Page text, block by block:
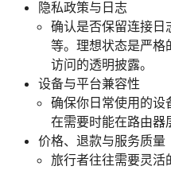
隐私政策与日志
确认是否保留连接
等。理想状态是严格
访问的透明披露。
设备与平台兼容性
确保你日常使用的设
在需要时能在路由器
价格、退款与服务质量
旅行者往往需要灵活